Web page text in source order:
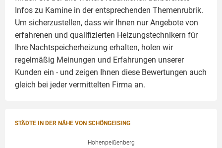
Infos zu Kamine in der entsprechenden Themenrubrik.
Um sicherzustellen, dass wir Ihnen nur Angebote von
erfahrenen und qualifizierten Heizungstechnikern für
Ihre Nachtspeicherheizung erhalten, holen wir
regelmäßig Meinungen und Erfahrungen unserer
Kunden ein - und zeigen Ihnen diese Bewertungen auch
gleich bei jeder vermittelten Firma an.
STÄDTE IN DER NÄHE VON SCHÖNGEISING
Hohenpeißenberg